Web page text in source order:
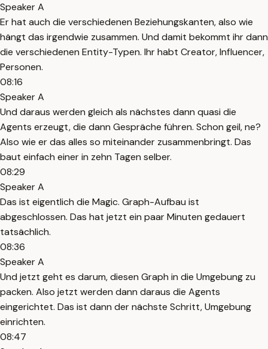
Speaker A
Er hat auch die verschiedenen Beziehungskanten, also wie
hängt das irgendwie zusammen. Und damit bekommt ihr dann
die verschiedenen Entity-Typen. Ihr habt Creator, Influencer,
Personen.
08:16
Speaker A
Und daraus werden gleich als nächstes dann quasi die
Agents erzeugt, die dann Gespräche führen. Schon geil, ne?
Also wie er das alles so miteinander zusammenbringt. Das
baut einfach einer in zehn Tagen selber.
08:29
Speaker A
Das ist eigentlich die Magic. Graph-Aufbau ist
abgeschlossen. Das hat jetzt ein paar Minuten gedauert
tatsächlich.
08:36
Speaker A
Und jetzt geht es darum, diesen Graph in die Umgebung zu
packen. Also jetzt werden dann daraus die Agents
eingerichtet. Das ist dann der nächste Schritt, Umgebung
einrichten.
08:47